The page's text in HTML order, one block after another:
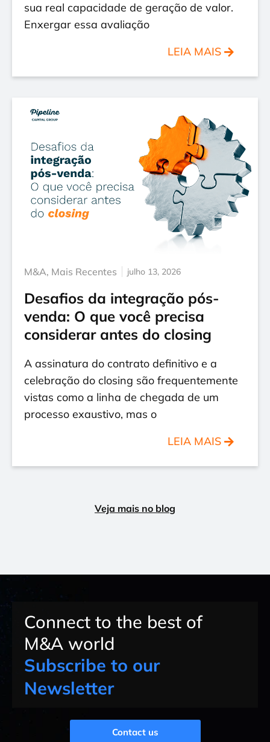
sua real capacidade de geração de valor.
Enxergar essa avaliação
LEIA MAIS
M&A, Mais Recentes julho 13, 2026
Desafios da integração pós-
venda: O que você precisa
considerar antes do closing
A assinatura do contrato definitivo e a
celebração do closing são frequentemente
vistas como a linha de chegada de um
processo exaustivo, mas o
LEIA MAIS
Veja mais no blog
Connect to the best of
M&A world
Subscribe to our
Newsletter
Contact us